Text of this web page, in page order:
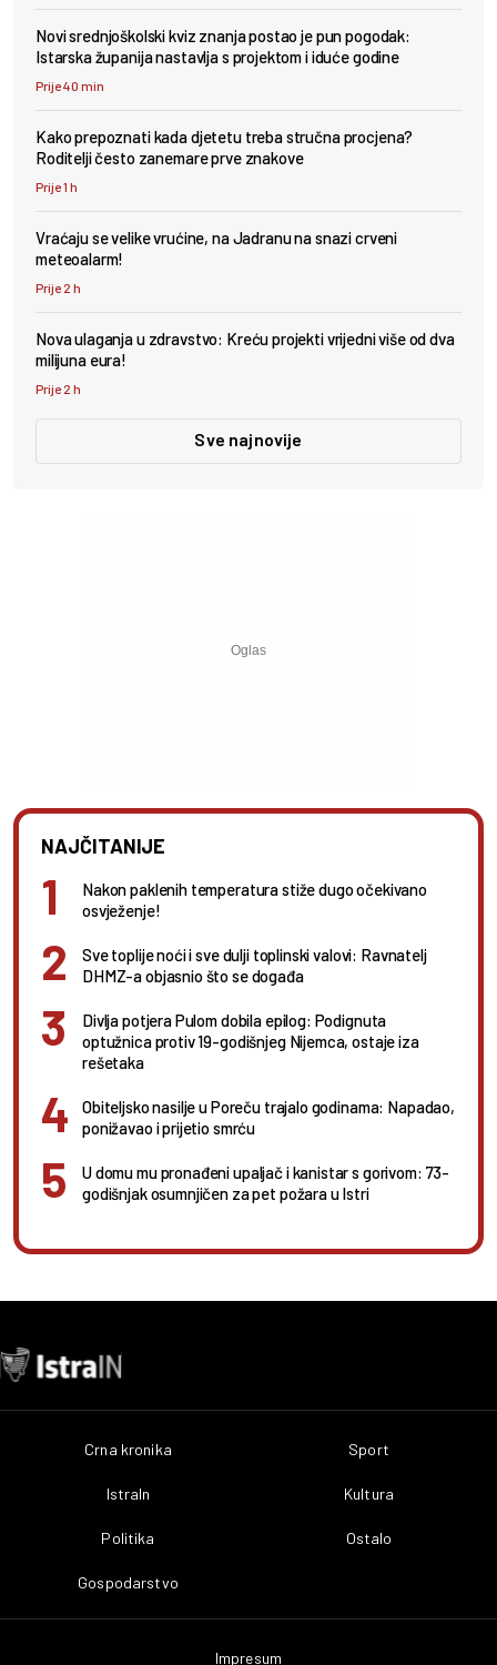
Novi srednjoškolski kviz znanja postao je pun pogodak:
Istarska županija nastavlja s projektom i iduće godine
Prije 40 min
Kako prepoznati kada djetetu treba stručna procjena?
Roditelji često zanemare prve znakove
Prije 1 h
Vraćaju se velike vrućine, na Jadranu na snazi crveni
meteoalarm!
Prije 2 h
Nova ulaganja u zdravstvo: Kreću projekti vrijedni više od dva
milijuna eura!
Prije 2 h
Sve najnovije
NAJČITANIJE
Nakon paklenih temperatura stiže dugo očekivano
osvježenje!
Sve toplije noći i sve dulji toplinski valovi: Ravnatelj
DHMZ-a objasnio što se događa
Divlja potjera Pulom dobila epilog: Podignuta
optužnica protiv 19-godišnjeg Nijemca, ostaje iza
rešetaka
Obiteljsko nasilje u Poreču trajalo godinama: Napadao,
ponižavao i prijetio smrću
U domu mu pronađeni upaljač i kanistar s gorivom: 73-
godišnjak osumnjičen za pet požara u Istri
Crna kronika
IstraIn
Politika
Gospodarstvo
Sport
Kultura
Ostalo
Impresum